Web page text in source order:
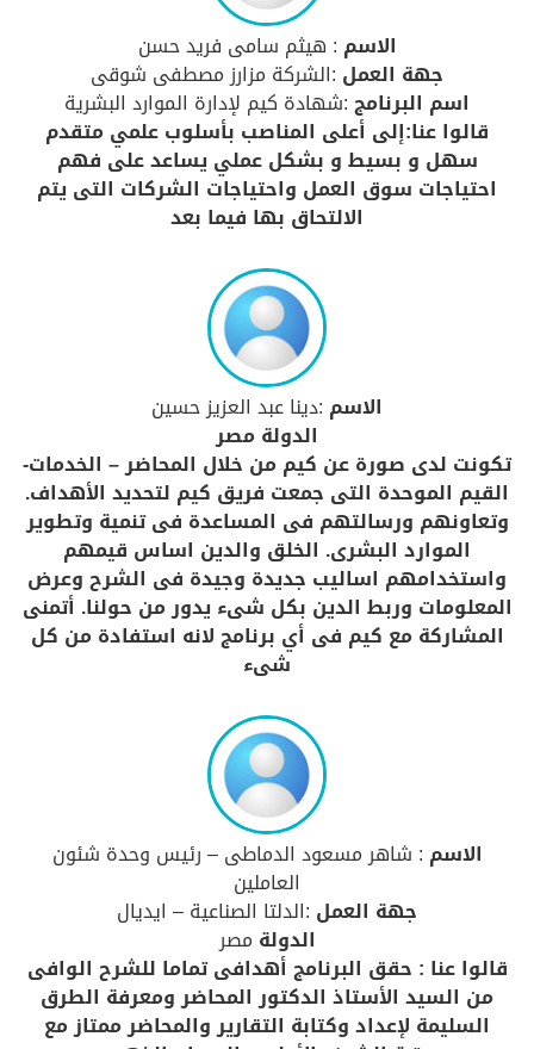
الاسم : هيثم سامى فريد حسن
جهة العمل :الشركة مزارز مصطفى شوقى
اسم البرنامج:شهادة كيم لإدارة الموارد البشرية
قالوا عنا:إلى أعلى المناصب بأسلوب علمي متقدم
سهل و بسيط و بشكل عملي يساعد على فهم
احتياجات سوق العمل واحتياجات الشركات التى يتم
الالتحاق بها فيما بعد
الاسم :دينا عبد العزيز حسين
الدولة مصر
تكونت لدى صورة عن كيم من خلال المحاضر – الخدمات-
القيم الموحدة التى جمعت فريق كيم لتحديد الأهداف.
وتعاونهم ورسالتهم فى المساعدة فى تنمية وتطوير
الموارد البشرى. الخلق والدين اساس قيمهم
واستخدامهم اساليب جديدة وجيدة فى الشرح وعرض
المعلومات وربط الدين بكل شىء يدور من حولنا. أتمنى
المشاركة مع كيم فى أي برنامج لانه استفادة من كل
شىء
الاسم : شاهر مسعود الدماطى – رئيس وحدة شئون
العاملين
جهة العمل :الدلتا الصناعية – ايديال
الدولة مصر
قالوا عنا : حقق البرنامج أهدافى تماما للشرح الوافى
من السيد الأستاذ الدكتور المحاضر ومعرفة الطرق
السليمة لإعداد وكتابة التقارير والمحاضر ممتاز مع